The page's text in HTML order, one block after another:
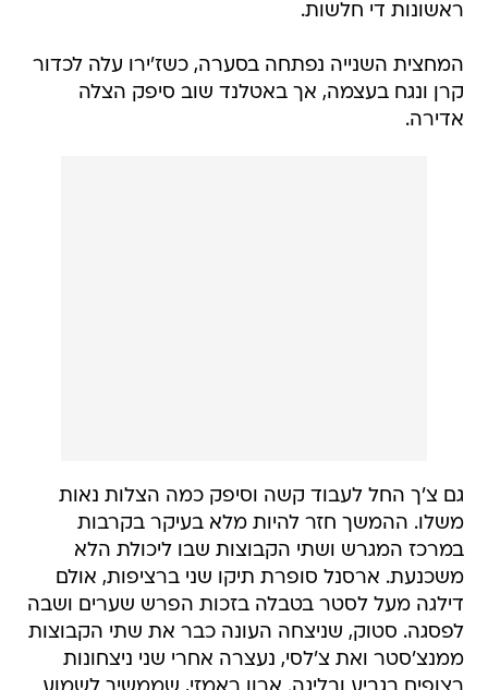
ראשונות די חלשות.
המחצית השנייה נפתחה בסערה, כשז'ירו עלה לכדור
קרן ונגח בעצמה, אך באטלנד שוב סיפק הצלה
אדירה.
גם צ'ך החל לעבוד קשה וסיפק כמה הצלות נאות
משלו. ההמשך חזר להיות מלא בעיקר בקרבות
במרכז המגרש ושתי הקבוצות שבו ליכולת הלא
משכנעת. ארסנל סופרת תיקו שני ברציפות, אולם
דילגה מעל לסטר בטבלה בזכות הפרש שערים ושבה
לפסגה. סטוק, שניצחה העונה כבר את שתי הקבוצות
ממנצ'סטר ואת צ'לסי, נעצרה אחרי שני ניצחונות